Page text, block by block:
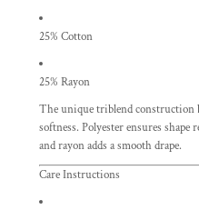
25% Cotton
25% Rayon
The unique triblend construction
softness. Polyester ensures
and rayon adds a smooth drape.
Care Instructions